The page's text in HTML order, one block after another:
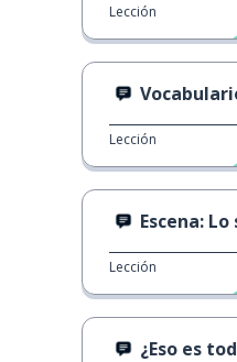
Lección
Lección
Escena:
Lección
¿Eso es